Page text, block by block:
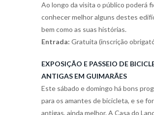
Ao longo da visita o público poderá
conhecer melhor alguns destes
bem como as suas histórias.
Entrada: Gratuita (inscrição
EXPOSIÇÃO E PASSEIO DE
ANTIGAS EM GUIMARÃES
Este sábado e domingo há bons
para os amantes de bicicleta, e se
antigas, ainda melhor. A Casa do